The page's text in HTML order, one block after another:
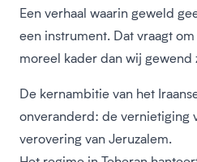
Een verhaal waarin geweld
een instrument. Dat vraagt
moreel kader dan wij gewend
De kernambitie van het
onveranderd: de vernietiging
verovering van Jeruzalem.